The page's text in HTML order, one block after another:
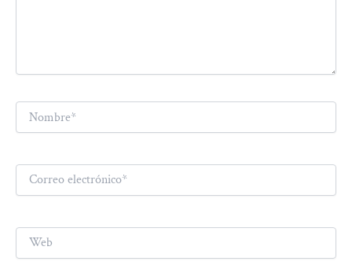
Nombre*
Correo
electrónico*
Web